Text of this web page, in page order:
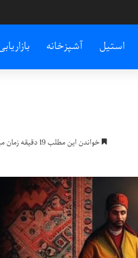
استیل آشپزخانه
خواندن این مطلب 19 دقیقه زمان میبرد